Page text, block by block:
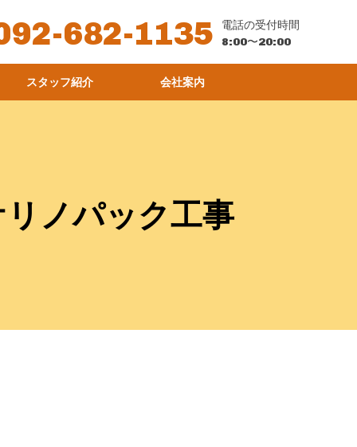
682-1135
電話の受付時間
8:00〜20:00
スタッフ紹介 会社案内
ノパック工事